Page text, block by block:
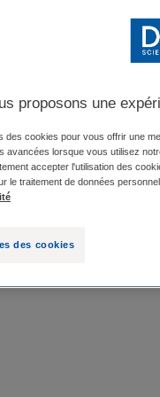
: LE TEMPS QUI PASSE
? Le
est la cause du
proposons une
des cookies pour vous offrir une
avancées lorsque vous utilisez
accepter l'utilisation des
le traitement de données
des cookies